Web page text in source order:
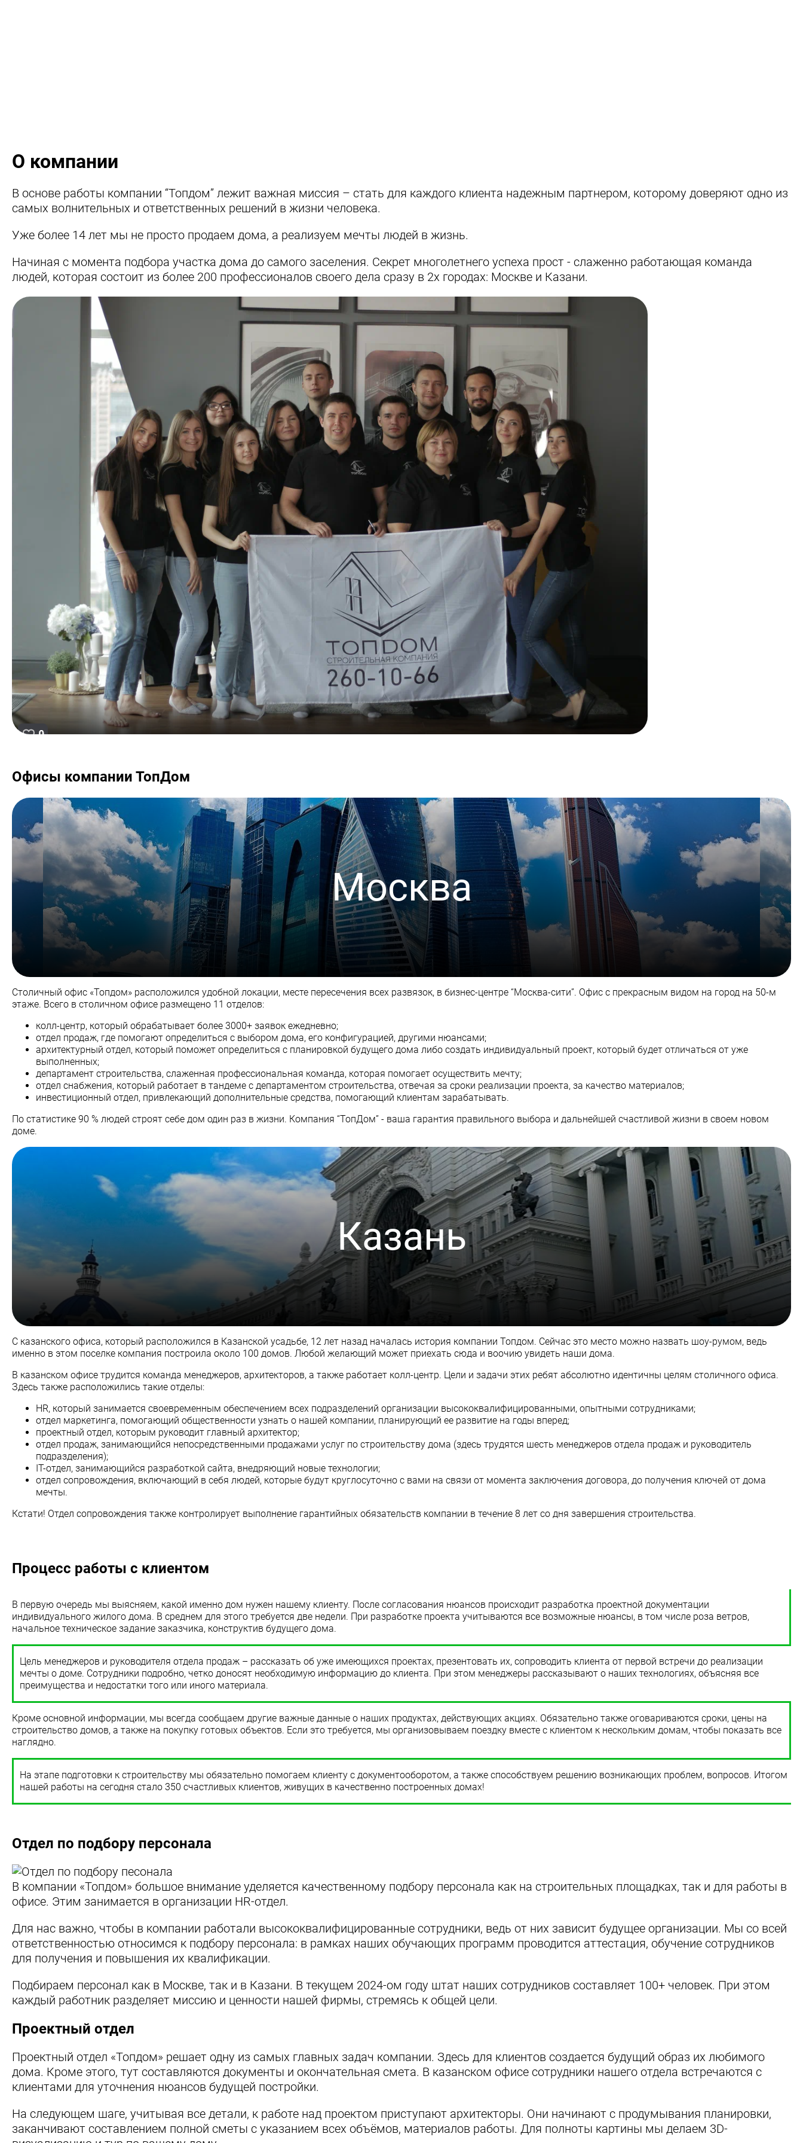
О компании
В основе работы компании “Топдом” лежит важная миссия – стать для каждого клиента надежным партнером, которому доверяют одно из
самых волнительных и ответственных решений в жизни человека.
Уже более 14 лет мы не просто продаем дома, а реализуем мечты людей в жизнь.
Начиная с момента подбора участка дома до самого заселения. Секрет многолетнего успеха прост - слаженно работающая команда
людей, которая состоит из более 200 профессионалов своего дела сразу в 2х городах: Москве и Казани.
Офисы компании ТопДом
Москва
Столичный офис «Топдом» расположился удобной локации, месте пересечения всех развязок, в бизнес-центре “Москва-сити”. Офис с прекрасным видом на город на 50-м
этаже. Всего в столичном офисе размещено 11 отделов:
колл-центр, который обрабатывает более 3000+ заявок ежедневно;
отдел продаж, где помогают определиться с выбором дома, его конфигурацией, другими нюансами;
архитектурный отдел, который поможет определиться с планировкой будущего дома либо создать индивидуальный проект, который будет отличаться от уже
выполненных;
департамент строительства, слаженная профессиональная команда, которая помогает осуществить мечту;
отдел снабжения, который работает в тандеме с департаментом строительства, отвечая за сроки реализации проекта, за качество материалов;
инвестиционный отдел, привлекающий дополнительные средства, помогающий клиентам зарабатывать.
По статистике 90 % людей строят себе дом один раз в жизни. Компания “ТопДом” - ваша гарантия правильного выбора и дальнейшей счастливой жизни в своем новом
доме.
Казань
С казанского офиса, который расположился в Казанской усадьбе, 12 лет назад началась история компании Топдом. Сейчас это место можно назвать шоу-румом, ведь
именно в этом поселке компания построила около 100 домов. Любой желающий может приехать сюда и воочию увидеть наши дома.
В казанском офисе трудится команда менеджеров, архитекторов, а также работает колл-центр. Цели и задачи этих ребят абсолютно идентичны целям столичного офиса.
Здесь также расположились такие отделы:
HR, который занимается своевременным обеспечением всех подразделений организации высококвалифицированными, опытными сотрудниками;
отдел маркетинга, помогающий общественности узнать о нашей компании, планирующий ее развитие на годы вперед;
проектный отдел, которым руководит главный архитектор;
отдел продаж, занимающийся непосредственными продажами услуг по строительству дома (здесь трудятся шесть менеджеров отдела продаж и руководитель
подразделения);
IT-отдел, занимающийся разработкой сайта, внедряющий новые технологии;
отдел сопровождения, включающий в себя людей, которые будут круглосуточно с вами на связи от момента заключения договора, до получения ключей от дома
мечты.
Кстати! Отдел сопровождения также контролирует выполнение гарантийных обязательств компании в течение 8 лет со дня завершения строительства.
Процесс работы с клиентом
В первую очередь мы выясняем, какой именно дом нужен нашему клиенту. После согласования нюансов происходит разработка проектной документации
индивидуального жилого дома. В среднем для этого требуется две недели. При разработке проекта учитываются все возможные нюансы, в том числе роза ветров,
начальное техническое задание заказчика, конструктив будущего дома.
Цель менеджеров и руководителя отдела продаж – рассказать об уже имеющихся проектах, презентовать их, сопроводить клиента от первой встречи до реализации
мечты о доме. Сотрудники подробно, четко доносят необходимую информацию до клиента. При этом менеджеры рассказывают о наших технологиях, объясняя все
преимущества и недостатки того или иного материала.
Кроме основной информации, мы всегда сообщаем другие важные данные о наших продуктах, действующих акциях. Обязательно также оговариваются сроки, цены на
строительство домов, а также на покупку готовых объектов. Если это требуется, мы организовываем поездку вместе с клиентом к нескольким домам, чтобы показать все
наглядно.
На этапе подготовки к строительству мы обязательно помогаем клиенту с документооборотом, а также способствуем решению возникающих проблем, вопросов. Итогом
нашей работы на сегодня стало 350 счастливых клиентов, живущих в качественно построенных домах!
Отдел по подбору персонала
В компании «Топдом» большое внимание уделяется качественному подбору персонала как на строительных площадках, так и для работы в
офисе. Этим занимается в организации HR-отдел.
Для нас важно, чтобы в компании работали высококвалифицированные сотрудники, ведь от них зависит будущее организации. Мы со всей
ответственностью относимся к подбору персонала: в рамках наших обучающих программ проводится аттестация, обучение сотрудников
для получения и повышения их квалификации.
Подбираем персонал как в Москве, так и в Казани. В текущем 2024-ом году штат наших сотрудников составляет 100+ человек. При этом
каждый работник разделяет миссию и ценности нашей фирмы, стремясь к общей цели.
Проектный отдел
Проектный отдел «Топдом» решает одну из самых главных задач компании. Здесь для клиентов создается будущий образ их любимого
дома. Кроме этого, тут составляются документы и окончательная смета. В казанском офисе сотрудники нашего отдела встречаются с
клиентами для уточнения нюансов будущей постройки.
На следующем шаге, учитывая все детали, к работе над проектом приступают архитекторы. Они начинают с продумывания планировки,
заканчивают составлением полной сметы с указанием всех объёмов, материалов работы. Для полноты картины мы делаем 3D-